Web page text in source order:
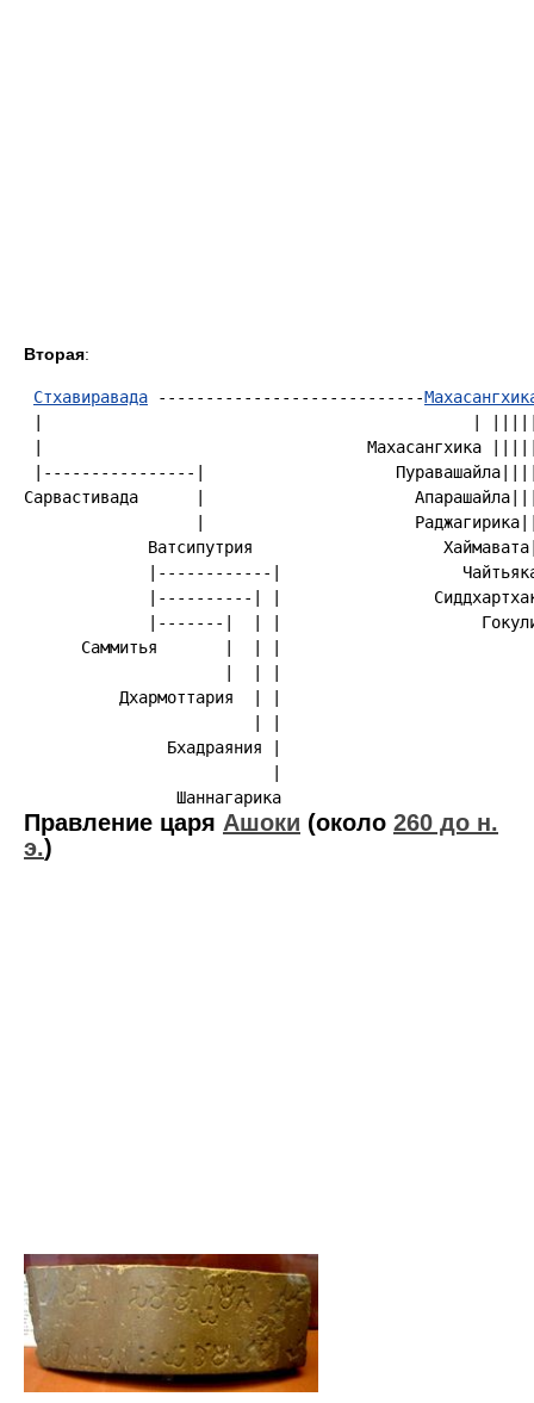
Вторая:
Стхавиравада ----------------------------
|                                  Махасангхика
|----------------|
Сарвастивада      |
|
Ватсипутрия
|------------|
|----------| |
|-------|  | |
      Саммитья       |  | |
          Дхармоттария  | |
               Бхадраяния |
Правление царя Ашоки (около 260 до н.
э.)